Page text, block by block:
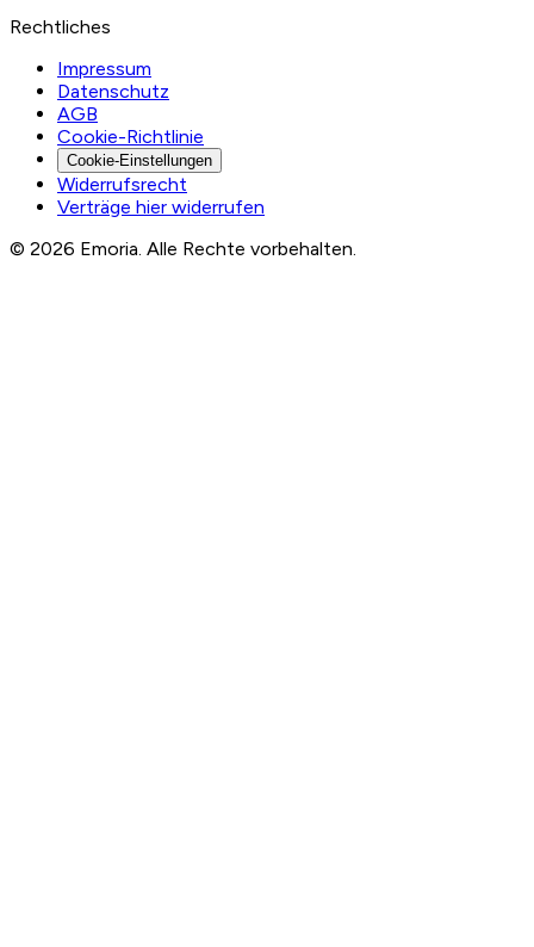
Rechtliches
Impressum
Datenschutz
AGB
Cookie-Richtlinie
Cookie-Einstellungen
Widerrufsrecht
Verträge hier widerrufen
© 2026 Emoria. Alle Rechte vorbehalten.